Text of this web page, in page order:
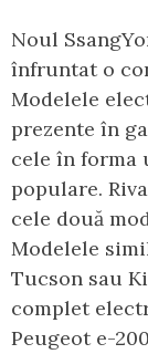
Noul
înfruntat o
Modelele
prezente în
cele în forma
populare.
cele două
Modelele
Tucson sau
complet
Peugeot e-